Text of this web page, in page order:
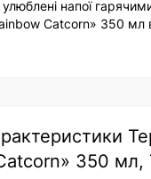
улюблені напої
Catcorn» 350 мл
350 мл,